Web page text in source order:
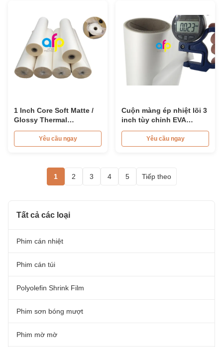
1 Inch Core Soft Matte /
Glossy Thermal
Lamination Film BOPP
Yêu cầu ngay
Cuộn màng ép nhiệt lõi 3
inch tùy chỉnh EVA
Adhesion
Yêu cầu ngay
1 2 3 4 5 Tiếp theo
Tất cả các loại
Phim cán nhiệt
Phim cán túi
Polyolefin Shrink Film
Phim sơn bóng mượt
Phim mờ mờ